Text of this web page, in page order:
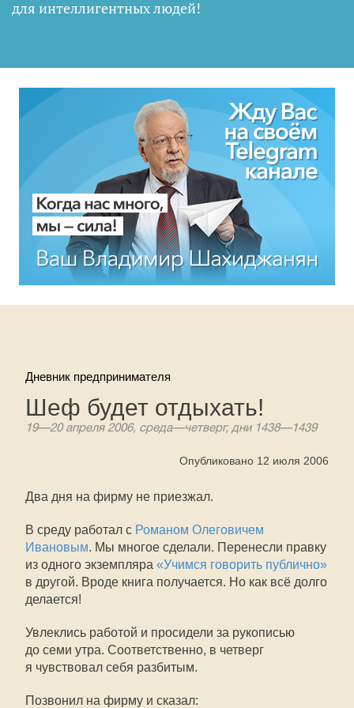
для интеллигентных людей!
Дневник предпринимателя
Шеф будет отдыхать!
19—20 апреля 2006, среда—четверг, дни 1438—1439
Опубликовано 12 июля 2006
Два дня на фирму не приезжал.
В среду работал с Романом Олеговичем
Ивановым. Мы многое сделали. Перенесли правку
из одного экземпляра «Учимся говорить публично»
в другой. Вроде книга получается. Но как всё долго
делается!
Увлеклись работой и просидели за рукописью
до семи утра. Соответственно, в четверг
я чувствовал себя разбитым.
Позвонил на фирму и сказал: